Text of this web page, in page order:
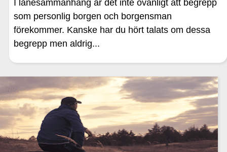
I lånesammanhang är det inte ovanligt att begrepp
som personlig borgen och borgensman
förekommer. Kanske har du hört talats om dessa
begrepp men aldrig...